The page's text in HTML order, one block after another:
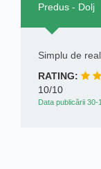
Predus - Dolj
Simplu de
RATING:
10/10
Data publicării 30-